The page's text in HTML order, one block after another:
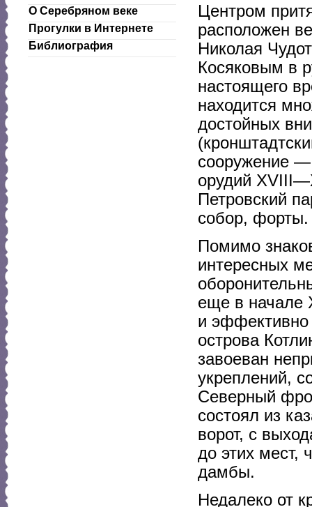
О Серебряном веке
Прогулки в Интернете
Библиография
Центром
расположен
Николая
Косяковым в
настоящего
находится
достойных
сооружение —
орудий
Петровский
собор, форты.
Помимо
интересных
еще в начале
и эффективно
острова
завоеван
укреплений,
Северный
состоял из
ворот, с
до этих мест,
дамбы.
Недалеко от